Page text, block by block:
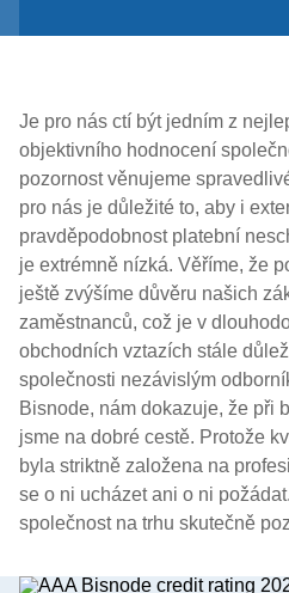
Je pro nás ctí být jedním z
objektivního hodnocení
pozornost věnujeme
pro nás je důležité to, aby i
pravděpodobnost platební
je extrémně nízká. Věříme, že
ještě zvýšíme důvěru našich
zaměstnanců, což je v
obchodních vztazích stále
společnosti nezávislým
Bisnode, nám dokazuje, že při
jsme na dobré cestě. Protože
byla striktně založena na
se o ni ucházet ani o ni
společnost na trhu skutečně